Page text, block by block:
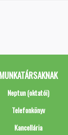
MUNKATÁRSAKNAK
Neptun (oktatói)
Telefonkönyv
Kancellária